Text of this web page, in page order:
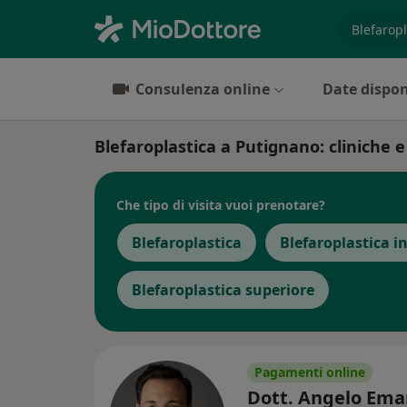
Consulenza online Date
Blefaroplastica a Putignano: cliniche
Che tipo di visita vuoi prenotare?
Blefaroplastica Blefaroplastica
Blefaroplastica superiore
Pagamenti online
Dott. Angelo